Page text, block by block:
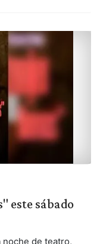
este sábado
noche de teatro,